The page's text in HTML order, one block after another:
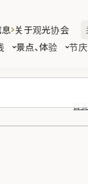
景点、体验 节
关于观光协会
首页